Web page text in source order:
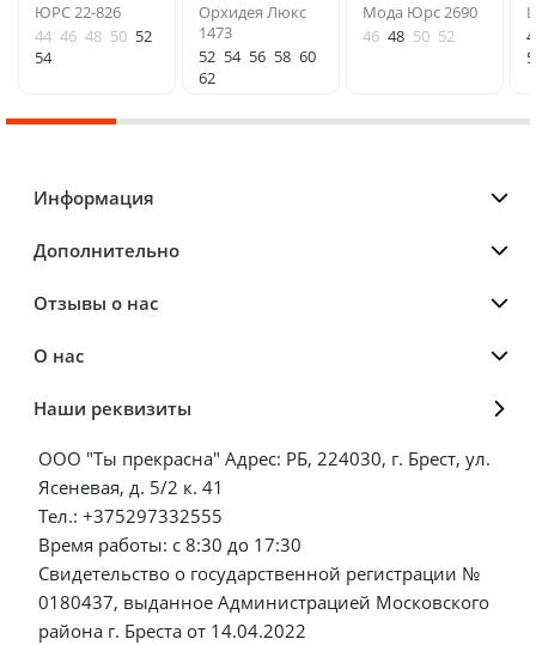
ЮРС 22-826
44 46 48 50 52
54
Орхидея Люкс
1473
52 54 56 58 60
62
Мода Юрс 2690
46 48 50 52
Информация
Дополнительно
Отзывы о нас
О нас
Наши реквизиты
ООО "Ты прекрасна" Адрес: РБ, 224030, г. Брест, ул.
Ясеневая, д. 5/2 к. 41
Тел.: +375297332555
Время работы: с 8:30 до 17:30
Свидетельство о государственной регистрации №
0180437, выданное Администрацией Московского
района г. Бреста от 14.04.2022